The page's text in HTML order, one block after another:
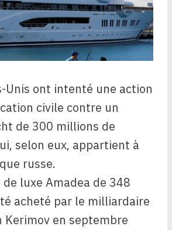
Unis ont intenté une action
civile contre un
de 300 millions de
selon eux, appartient à
russe.
de luxe Amadea de 348
acheté par le milliardaire
Kerimov en septembre